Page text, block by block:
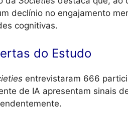
declínio no engajamento
cognitivas.
do Estudo
entrevistaram 666
de IA apresentam sinais